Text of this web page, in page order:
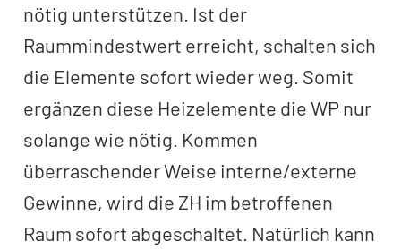
nötig unterstützen. Ist der
Raummindestwert erreicht, schalten sich
die Elemente sofort wieder weg. Somit
ergänzen diese Heizelemente die WP nur
solange wie nötig. Kommen
überraschender Weise interne/externe
Gewinne, wird die ZH im betroffenen
Raum sofort abgeschaltet. Natürlich kann